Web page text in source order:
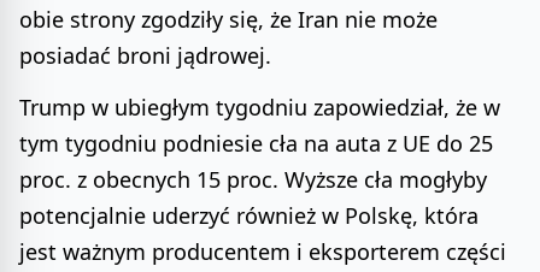
obie strony zgodziły się, że Iran nie może
posiadać broni jądrowej.
Trump w ubiegłym tygodniu zapowiedział, że w
tym tygodniu podniesie cła na auta z UE do 25
proc. z obecnych 15 proc. Wyższe cła mogłyby
potencjalnie uderzyć również w Polskę, która
jest ważnym producentem i eksporterem części